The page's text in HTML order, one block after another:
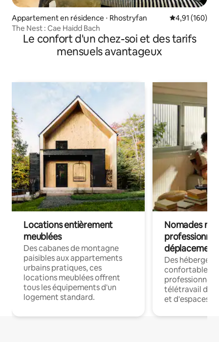
Appartement en résidence ⋅ Rhostryfan Évaluation
4,91 (160)
The Nest : Cae Haidd Bach
Le confort d'un chez-soi et des tarifs
mensuels avantageux
Locations entièrement
meublées
Des cabanes de montagne
paisibles aux appartements
urbains pratiques, ces
locations meublées offrent
tous les équipements d'un
logement standard.
Nomades
déplacement
Des
confortables
professionnels
télétravail
et d'espaces